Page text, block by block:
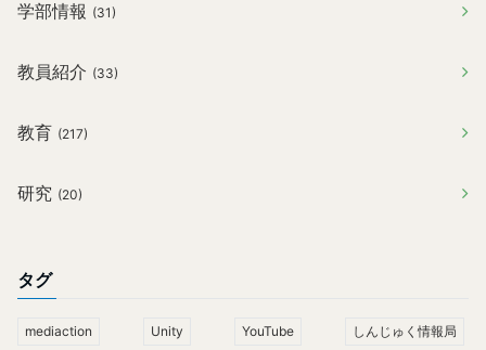
学部情報 (31)
教員紹介 (33)
教育 (217)
研究 (20)
タグ
mediaction Unity YouTube しんじゅく情報局